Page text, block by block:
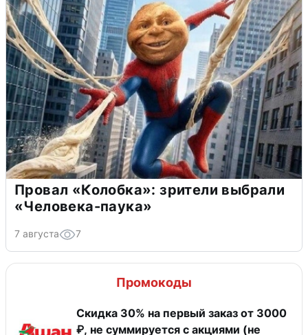
Провал «Колобка»: зрители выбрали
«Человека-паука»
7 августа 7
Промокоды
Скидка 30% на первый заказ от 3000
₽, не суммируется c акциями (не